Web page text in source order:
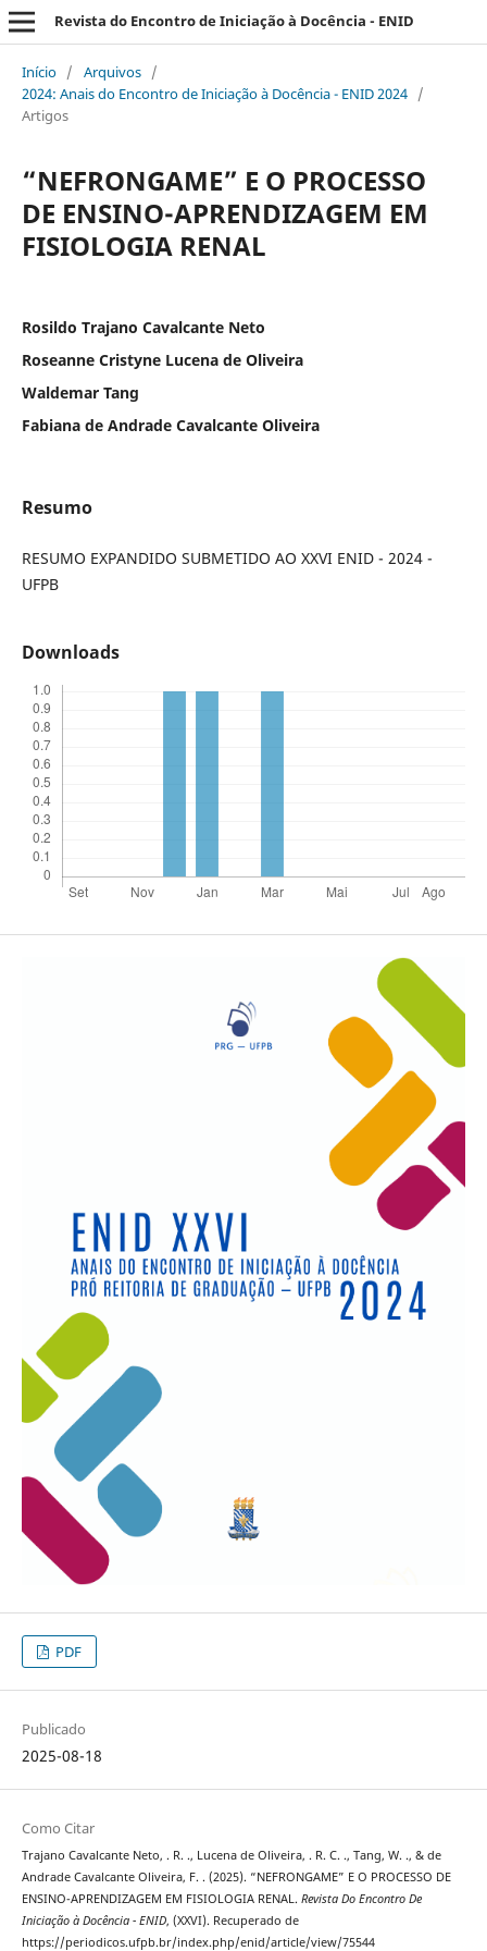
Revista do Encontro de Iniciação à Docência - ENID
Início / Arquivos /
2024: Anais do Encontro de Iniciação à Docência - ENID 2024 /
Artigos
“NEFRONGAME” E O PROCESSO
DE ENSINO-APRENDIZAGEM EM
FISIOLOGIA RENAL
Rosildo Trajano Cavalcante Neto
Roseanne Cristyne Lucena de Oliveira
Waldemar Tang
Fabiana de Andrade Cavalcante Oliveira
Resumo
RESUMO EXPANDIDO SUBMETIDO AO XXVI ENID - 2024 -
UFPB
Downloads
PDF
Publicado
2025-08-18
Como Citar
Trajano Cavalcante Neto, . R. ., Lucena de Oliveira, . R. C. ., Tang, W. ., & de
Andrade Cavalcante Oliveira, F. . (2025). “NEFRONGAME” E O PROCESSO DE
ENSINO-APRENDIZAGEM EM FISIOLOGIA RENAL. Revista Do Encontro De
Iniciação à Docência - ENID, (XXVI). Recuperado de
https://periodicos.ufpb.br/index.php/enid/article/view/75544